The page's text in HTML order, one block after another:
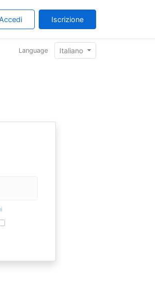
Iscrizione
Language Italiano